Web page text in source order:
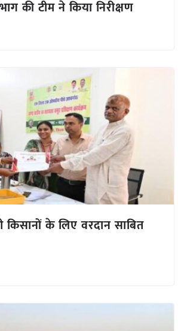
की टीम ने किया निरीक्षण
के लिए वरदान साबित